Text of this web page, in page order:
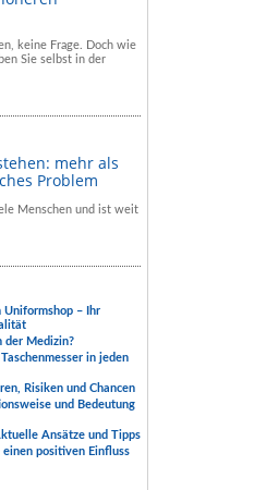
keine Frage. Doch wie
Sie selbst in der
mehr als
Problem
Menschen und ist weit
Uniformshop – Ihr
der Medizin?
in jeden
Risiken und Chancen
und Bedeutung
Ansätze und Tipps
positiven Einfluss